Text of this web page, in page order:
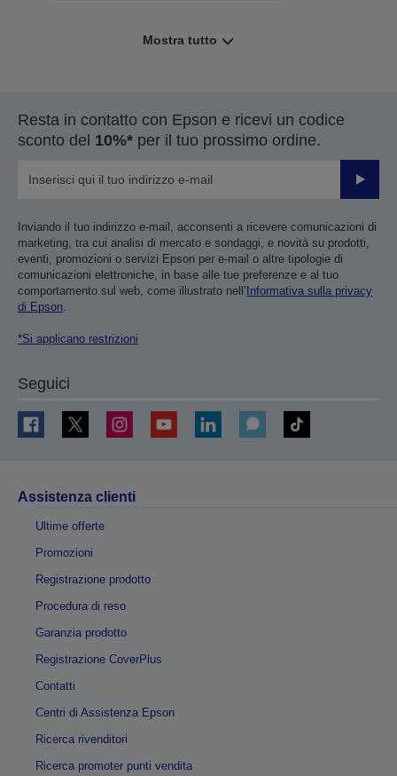
Mostra tutto
Resta in contatto con Epson e ricevi un codice
sconto del 10%* per il tuo prossimo ordine.
Invia
Inviando il tuo indirizzo e-mail, acconsenti a ricevere comunicazioni di
marketing, tra cui analisi di mercato e sondaggi, e novità su prodotti,
eventi, promozioni o servizi Epson per e-mail o altre tipologie di
comunicazioni elettroniche, in base alle tue preferenze e al tuo
comportamento sul web, come illustrato nell’ Informativa sulla privacy
di Epson.
*Si applicano restrizioni
Seguici
Assistenza clienti
Ultime offerte
Promozioni
Registrazione prodotto
Procedura di reso
Garanzia prodotto
Registrazione CoverPlus
Contatti
Centri di Assistenza Epson
Ricerca rivenditori
Ricerca promoter punti vendita